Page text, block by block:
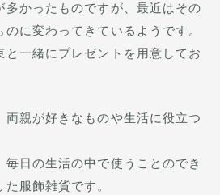
多かったものですが、最近はその
に変わってきているようです。
と一緒にプレゼントを用意してお
両親が好きなものや生活に役立つ
日の生活の中で使うことのでき
服飾雑貨です。